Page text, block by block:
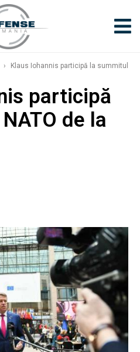
›
Klaus Iohannis participă la summitul
participă
de la